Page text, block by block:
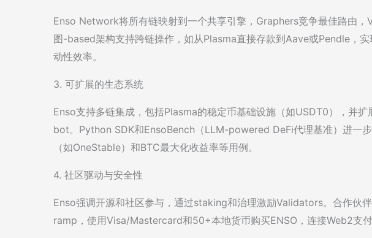
Enso Network将所有链映射到一个共享引擎，Graphers竞争最佳路由
图-based架构支持跨链操作，如从Plasma直接存款到Aave或Pendle，
动性效率。
3. 可扩展的生态系统
Enso支持多链集成，包括Plasma的稳定币基础设施（如USDT0），并
bot。Python SDK和EnsoBench（LLM-powered DeFi代理基准）进一
（如OneStable）和BTC最大化收益率等用例。
4. 社区驱动与安全性
Enso强调开源和社区参与，通过staking和治理激励Validators。合作伙
ramp，使用Visa/Mastercard和50+本地货币购买ENSO，连接Web2支付